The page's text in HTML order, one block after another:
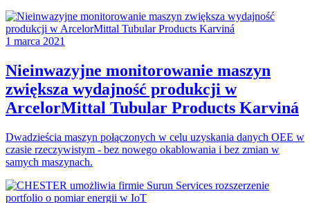
1 marca 2021
Nieinwazyjne monitorowanie maszyn
zwiększa wydajność produkcji w
ArcelorMittal Tubular Products Karviná
Dwadzieścia maszyn połączonych w celu uzyskania danych OEE w
czasie rzeczywistym - bez nowego okablowania i bez zmian w
samych maszynach.